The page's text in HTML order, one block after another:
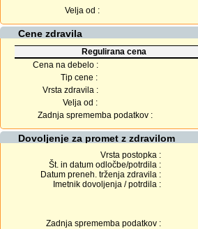
Velja od :
Cene zdravila
Regulirana cena
Cena na debelo :
Tip cene :
Vrsta zdravila :
Velja od :
Zadnja sprememba podatkov :
Dovoljenje za promet z zdravilom
Vrsta postopka :
Št. in datum odločbe/potrdila :
Datum preneh. trženja zdravila :
Imetnik dovoljenja / potrdila :
Zadnja sprememba podatkov :